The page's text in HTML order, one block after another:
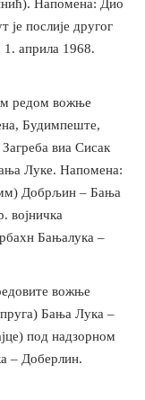
Напомена: Дио
послије другог
1. априла 1968.
редом вожње
Будимпеште,
виа Сисак
Луке. Напомена:
мм) Добрљин – Бања
војничка
Бањалука –
вожње
Бања Лука –
под надзорном
– Доберлин.